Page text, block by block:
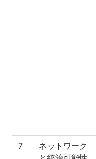
7
ネットワーク